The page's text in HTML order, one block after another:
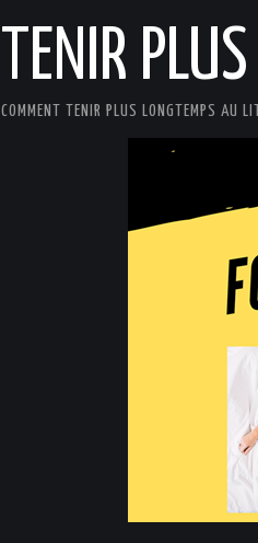
TENIR
COMMENT TENIR PLUS LONGTEMPS AU